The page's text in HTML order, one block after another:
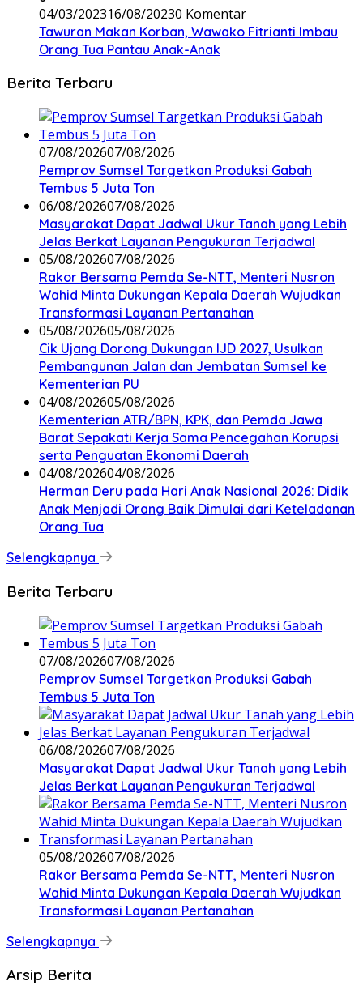
04/03/202316/08/20230 Komentar
Tawuran Makan Korban, Wawako Fitrianti Imbau
Orang Tua Pantau Anak-Anak
Berita Terbaru
07/08/202607/08/2026
Pemprov Sumsel Targetkan Produksi Gabah
Tembus 5 Juta Ton
06/08/202607/08/2026
Masyarakat Dapat Jadwal Ukur Tanah yang Lebih
Jelas Berkat Layanan Pengukuran Terjadwal
05/08/202607/08/2026
Rakor Bersama Pemda Se-NTT, Menteri Nusron
Wahid Minta Dukungan Kepala Daerah Wujudkan
Transformasi Layanan Pertanahan
05/08/202605/08/2026
Cik Ujang Dorong Dukungan IJD 2027, Usulkan
Pembangunan Jalan dan Jembatan Sumsel ke
Kementerian PU
04/08/202605/08/2026
Kementerian ATR/BPN, KPK, dan Pemda Jawa
Barat Sepakati Kerja Sama Pencegahan Korupsi
serta Penguatan Ekonomi Daerah
04/08/202604/08/2026
Herman Deru pada Hari Anak Nasional 2026: Didik
Anak Menjadi Orang Baik Dimulai dari Keteladanan
Orang Tua
Selengkapnya
Berita Terbaru
07/08/202607/08/2026
Pemprov Sumsel Targetkan Produksi Gabah
Tembus 5 Juta Ton
06/08/202607/08/2026
Masyarakat Dapat Jadwal Ukur Tanah yang Lebih
Jelas Berkat Layanan Pengukuran Terjadwal
05/08/202607/08/2026
Rakor Bersama Pemda Se-NTT, Menteri Nusron
Wahid Minta Dukungan Kepala Daerah Wujudkan
Transformasi Layanan Pertanahan
Selengkapnya
Arsip Berita